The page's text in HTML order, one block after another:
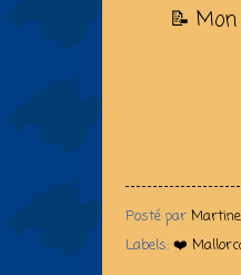
📝
Posté par Martine
Labels: ❤️